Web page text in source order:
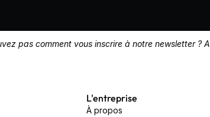
pas comment vous inscrire à notre newsletter
L'entreprise
À propos